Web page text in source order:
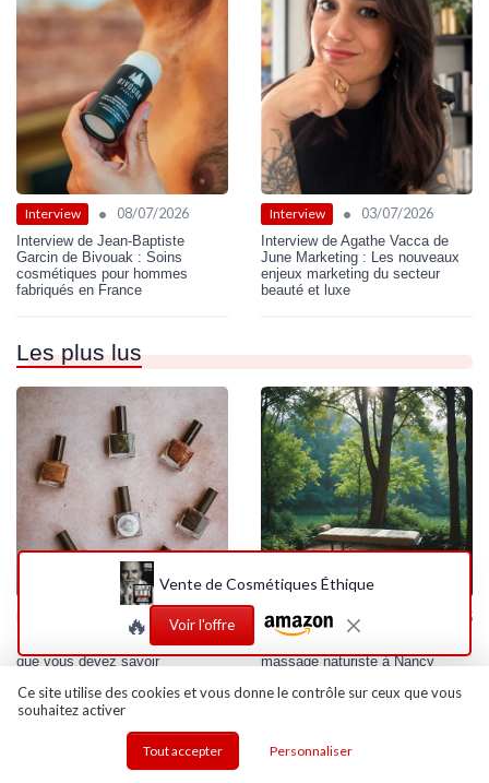
Interview • 08/07/2026
Interview de Jean-Baptiste
Garcin de Bivouak : Soins
cosmétiques pour hommes
fabriqués en France
Interview • 03/07/2026
Interview de Agathe Vacca de
June Marketing : Les nouveaux
enjeux marketing du secteur
beauté et luxe
Les plus lus
Maquillage Bio 12/06/2025
Marlay cosmetics avis : tout ce
que vous devez savoir
12/06/2025
massage naturiste à Nancy
Vente de Cosmétiques Éthique
🔥 Voir l'offre
Ce site utilise des cookies et vous donne le contrôle sur ceux que vous
souhaitez activer
Tout accepter Personnaliser